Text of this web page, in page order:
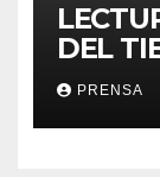
DEL
PRENSA